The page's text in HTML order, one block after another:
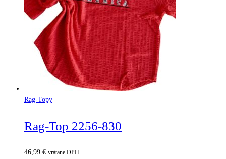
Rag-Topy
Rag-Top 2256-830
46,99 € vrátane DPH